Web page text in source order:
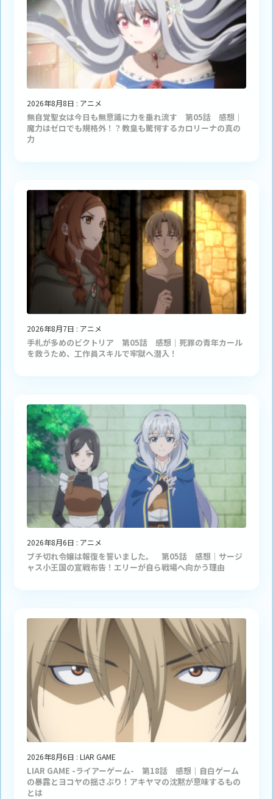
2026年8月8日 : アニメ
無自覚聖女は今日も無意識に力を垂れ流す 第05話 感想｜
魔力はゼロでも規格外！？教皇も驚愕するカロリーナの真の
力
2026年8月7日 : アニメ
手札が多めのビクトリア 第05話 感想｜死罪の青年カール
を救うため、工作員スキルで牢獄へ潜入！
2026年8月6日 : アニメ
ブチ切れ令嬢は報復を誓いました。 第05話 感想｜サージ
ャス小王国の宣戦布告！エリーが自ら戦場へ向かう理由
2026年8月6日 : LIAR GAME
LIAR GAME -ライアーゲーム- 第18話 感想｜自白ゲーム
の暴露とヨコヤの揺さぶり！アキヤマの沈黙が意味するもの
とは